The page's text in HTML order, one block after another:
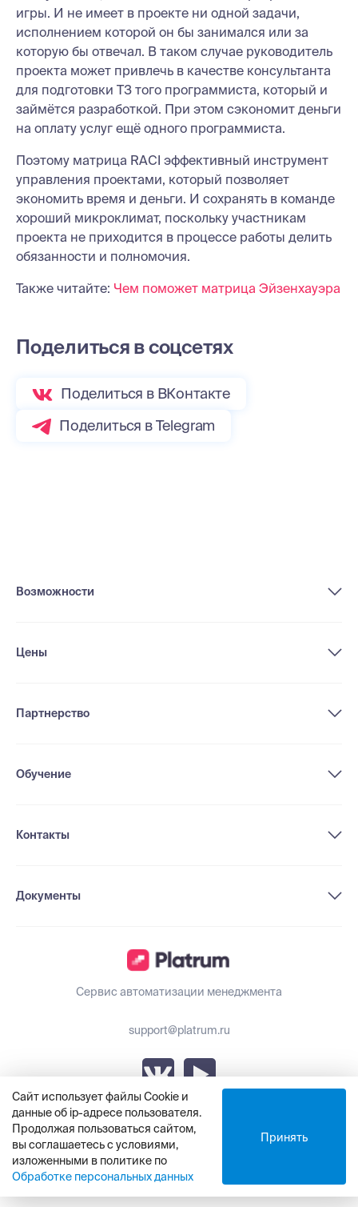
Сайт использует файлы Cookie и
данные об ip-адресе пользователя.
Продолжая пользоваться сайтом,
вы соглашаетесь с условиями,
изложенными в политике по
Обработке персональных данных
Принять
игры. И не имеет в проекте ни одной задачи,
исполнением которой он бы занимался или за
которую бы отвечал. В таком случае руководитель
проекта может привлечь в качестве консультанта
для подготовки ТЗ того программиста, который и
займётся разработкой. При этом сэкономит деньги
на оплату услуг ещё одного программиста.
Поэтому матрица RACI эффективный инструмент
управления проектами, который позволяет
экономить время и деньги. И сохранять в команде
хороший микроклимат, поскольку участникам
проекта не приходится в процессе работы делить
обязанности и полномочия.
Также читайте: Чем поможет матрица Эйзенхауэра
Поделиться в соцсетях
Поделиться в ВКонтакте
Поделиться в Telegram
Сервис автоматизации менеджмента
support@platrum.ru
Возможности
Цены
Партнерство
Обучение
Контакты
Документы
© ООО «Платрум», 2021 - 2025